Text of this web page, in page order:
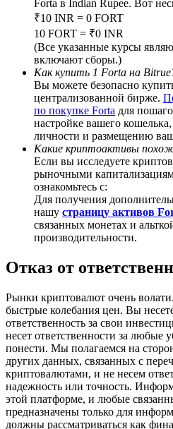
BTC Welcome Rewards
Deposit & Trade BTC to
Deposit CASHCAT & Win
Share 500000 CASHCAT
Exclusive for BitMart Users
Register & Trade to Win
Precious Metals Trading
Trade Gold & Silver · 33,333
USDT New User Exclusive
Forta в Indian Rupee. Вот
₹10 INR = 0 FORT
10 FORT = ₹0 INR
(Все указанные курсы
включают сборы.)
Как купить 1 Forta на
Вы можете безопасно
централизованной бирже.
по покупке Forta для
настройке вашего
личности и размещению
Какие криптоактивы
Если вы исследуете
рыночными
ознакомьтесь с:
Для получения
нашу страницу активов
связанных монетах и
производительности.
Отказ от
Рынки криптовалют очень
быстрые колебания цен. Вы
ответственность за свои
несет ответственности за любые
понести. Мы полагаемся на
других данных, связанных с
криптовалютами, и не несем
надежность или точность.
этой платформе, и любые
предназначены только для
должны рассматриваться как